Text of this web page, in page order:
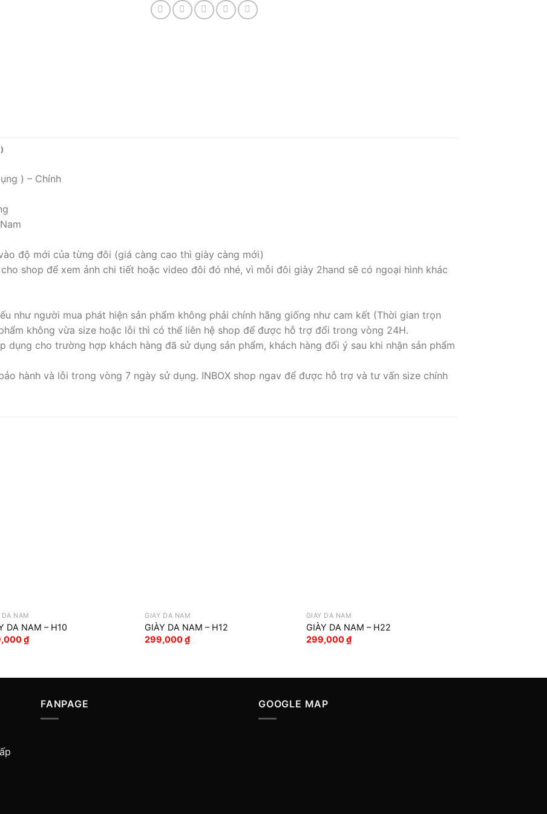
) – Chính
độ mới của từng đôi (giá càng cao thì giày càng mới)
shop để xem ảnh chi tiết hoặc video đôi đó nhé, vì mỗi đôi giày 2hand sẽ có ngoại hình khác
như người mua phát hiện sản phẩm không phải chính hãng giống như cam kết (Thời gian trọn
không vừa size hoặc lỗi thì có thể liên hệ shop để được hỗ trợ đổi trong vòng 24H.
dụng cho trường hợp khách hàng đã sử dụng sản phẩm, khách hàng đối ý sau khi nhận sản phẩm
hành và lỗi trong vòng 7 ngày sử dụng. INBOX shop ngav để được hỗ trợ và tư vấn size chính
DA NAM
DA NAM – H10
₫
GIÀY DA NAM
GIÀY DA NAM – H12
299,000₫
GIÀY DA NAM
GIÀY DA NAM – H22
299,000₫
FANPAGE GOOGLE MAP